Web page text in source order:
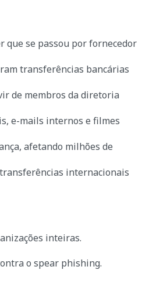
que se passou por fornecedor
transferências bancárias
de membros da diretoria
e-mails internos e filmes
afetando milhões de
transferências internacionais
inteiras.
o spear phishing.